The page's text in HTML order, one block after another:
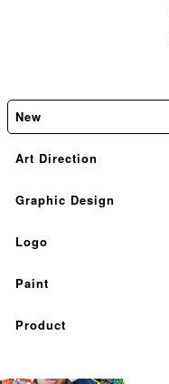
New
Art Direction
Graphic Design
Logo
Paint
Product